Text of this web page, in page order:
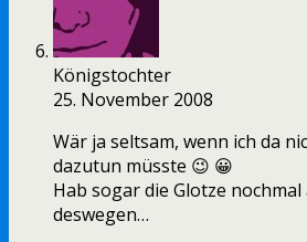
Königstochter
25. November 2008
Wär ja seltsam, wenn ich da
dazutun müsste 😉 😀
Hab sogar die Glotze
deswegen…